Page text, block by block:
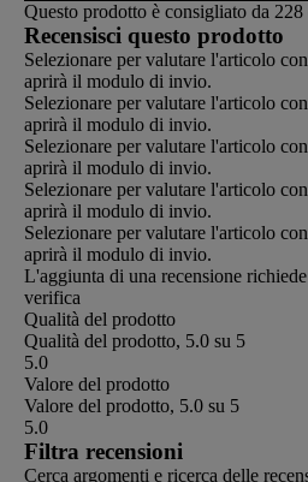
Questo prodotto è consigliato da
Recensisci questo prodotto
Selezionare per valutare l'articolo
aprirà il modulo di invio.
Selezionare per valutare l'articolo
aprirà il modulo di invio.
Selezionare per valutare l'articolo
aprirà il modulo di invio.
Selezionare per valutare l'articolo
aprirà il modulo di invio.
Selezionare per valutare l'articolo
aprirà il modulo di invio.
L'aggiunta di una recensione
verifica
Qualità del prodotto
Qualità del prodotto, 5.0 su 5
5.0
Valore del prodotto
Valore del prodotto, 5.0 su 5
5.0
Filtra recensioni
Cerca argomenti e ricerca delle